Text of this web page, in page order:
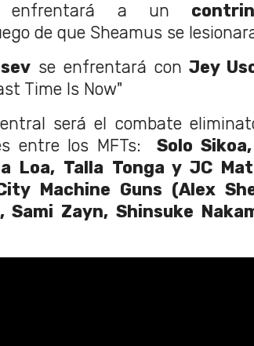
a un
de que Sheamus se
se enfrentará con Jey
Time Is Now"
será el combate
entre los MFTs:Solo
Loa, Talla Tonga y JC
Machine Guns (Alex
Sami Zayn, Shinsuke